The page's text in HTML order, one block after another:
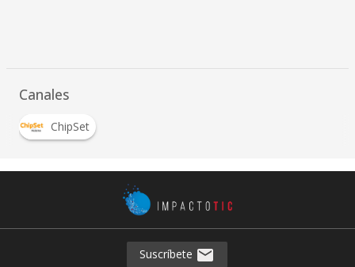
Canales
ChipSet
Suscríbete